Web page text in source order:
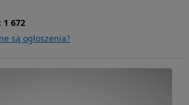
1 672
są ogłoszenia?